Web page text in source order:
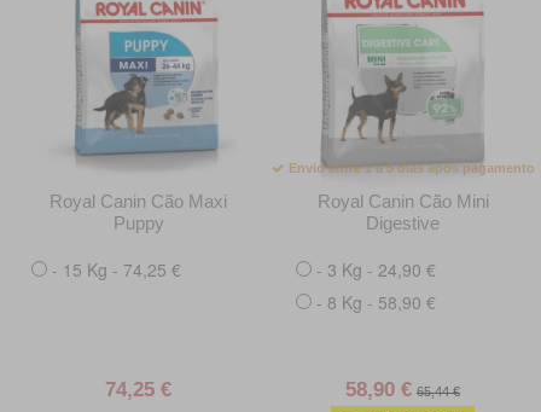
Royal Canin Cão Maxi
Puppy
- 15 Kg - 74,25 €
74,25 €
Envio entre 1 a 5 dias após pagamento
Royal Canin Cão Mini
Digestive
- 3 Kg - 24,90 €
- 8 Kg - 58,90 €
58,90 € 65,44 €